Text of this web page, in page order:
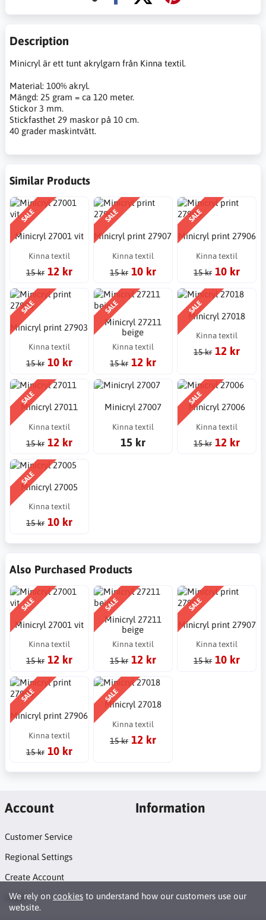
Description
Minicryl är ett tunt akrylgarn från Kinna textil.
Material: 100% akryl.
Mängd: 25 gram = ca 120 meter.
Stickor 3 mm.
Stickfasthet 29 maskor på 10 cm.
40 grader maskintvätt.
Similar Products
SALE
Minicryl 27001 vit
Kinna textil
15 kr 12 kr
SALE
Minicryl print 27907
Kinna textil
15 kr 10 kr
SALE
Minicryl print 27906
Kinna textil
15 kr 10 kr
SALE
Minicryl print 27903
Kinna textil
15 kr 10 kr
SALE
Minicryl 27211
beige
Kinna textil
15 kr 12 kr
SALE
Minicryl 27018
Kinna textil
15 kr 12 kr
SALE
Minicryl 27011
Kinna textil
15 kr 12 kr
Minicryl 27007
Kinna textil
15 kr
SALE
Minicryl 27006
Kinna textil
15 kr 12 kr
SALE
Minicryl 27005
Kinna textil
15 kr 10 kr
Also Purchased Products
SALE
Minicryl 27001 vit
Kinna textil
15 kr 12 kr
SALE
Minicryl 27211
beige
Kinna textil
15 kr 12 kr
SALE
Minicryl print 27907
Kinna textil
15 kr 10 kr
SALE
Minicryl print 27906
Kinna textil
15 kr 10 kr
SALE
Minicryl 27018
Kinna textil
15 kr 12 kr
We rely on cookies to understand how our customers use our
website.
Account
Customer Service
Regional Settings
Create Account
Login
Information